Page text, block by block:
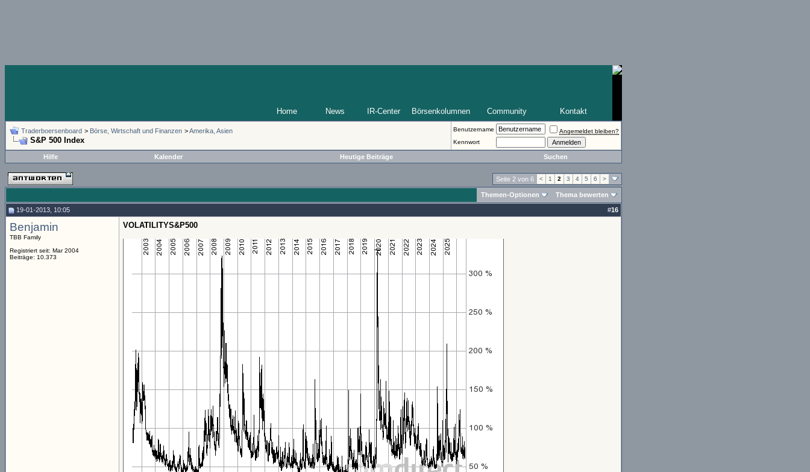
Home News IR-Center Börsenkolumnen Community Kontakt
Traderboersenboard > Börse, Wirtschaft und Finanzen >Amerika, Asien
S&P 500 Index
Benutzername
Angemeldet bleiben?
Kennwort
Hilfe Kalender Heutige Beiträge Suchen
Seite 2 von 6 < 1 2 3 4 5 6 >
Themen-Optionen Thema bewerten
19-01-2013, 10:05 #16
Benjamin
TBB Family
Registriert seit: Mar 2004
Beiträge: 10.373
VOLATILITYS&P500